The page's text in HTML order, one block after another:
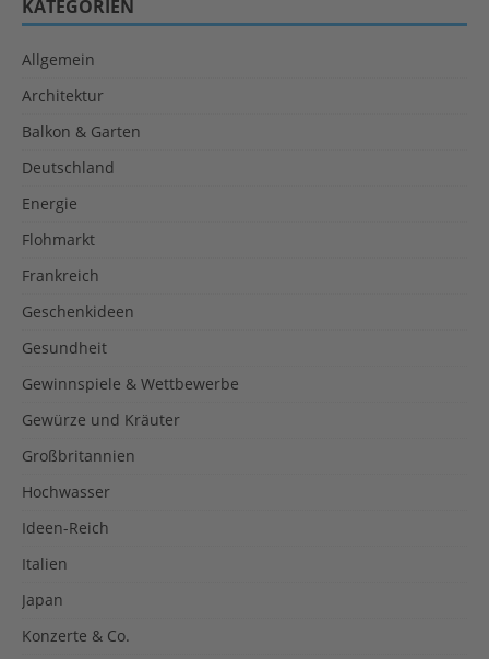
KATEGORIEN
Allgemein
Architektur
Balkon & Garten
Deutschland
Energie
Flohmarkt
Frankreich
Geschenkideen
Gesundheit
Gewinnspiele & Wettbewerbe
Gewürze und Kräuter
Großbritannien
Hochwasser
Ideen-Reich
Italien
Japan
Konzerte & Co.